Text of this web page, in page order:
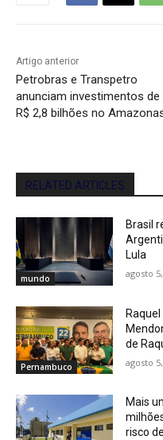
Artigo anterior
Petrobras e Transpetro
anunciam investimentos de
R$ 2,8 bilhões no
RELATED ARTICLES
mundo
Brasil
Lula
agosto
Pernambuco
de
agosto
Mais
risco